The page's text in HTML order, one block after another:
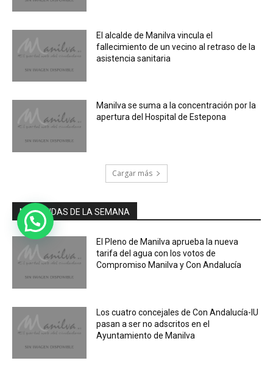
El alcalde de Manilva vincula el
fallecimiento de un vecino al retraso de la
asistencia sanitaria
Manilva se suma a la concentración por la
apertura del Hospital de Estepona
Cargar más
MÁS LEIDAS DE LA SEMANA
El Pleno de Manilva aprueba la nueva
tarifa del agua con los votos de
Compromiso Manilva y Con Andalucía
Los cuatro concejales de Con Andalucía-IU
pasan a ser no adscritos en el
Ayuntamiento de Manilva